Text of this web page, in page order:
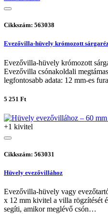
Cikkszám: 563038
Evezővilla-hüvely krómozott
Evezővilla-hüvely krómozott
Evezővilla csónakoldali
legfontosabb adata: 12 mm-es
5 251 Ft
+1 kivitel
Cikkszám: 563031
Hüvely evezővillához
Evezővilla-hüvely vagy
x 12 mm kivitel a villa rögzítését
segíti, amikor meglévő csón…